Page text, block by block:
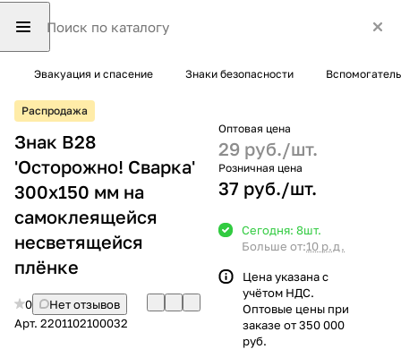
Эвакуация и спасение Знаки безопасности
Распродажа
Знак B28
'Осторожно! Сварка'
300х150 мм на
самоклеящейся
несветящейся
плёнке
0
Нет отзывов
Арт. 2201102100032
Оптовая цена
29 руб./шт.
Розничная цена
37 руб./шт.
Сегодня: 8шт.
Больше от:10 р.д.
Цена указана с
учётом НДС.
Оптовые цены при
заказе от 350 000
руб.